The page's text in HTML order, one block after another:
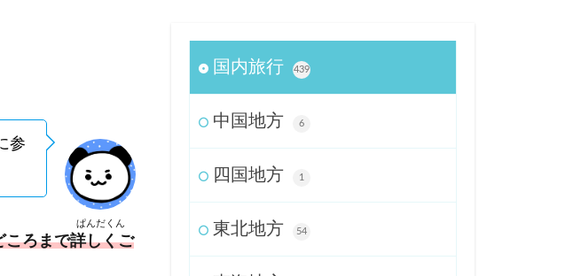
ぱんだくん
参
ころまで詳しくご
国内旅行 439
中国地方 6
四国地方 1
東北地方 54